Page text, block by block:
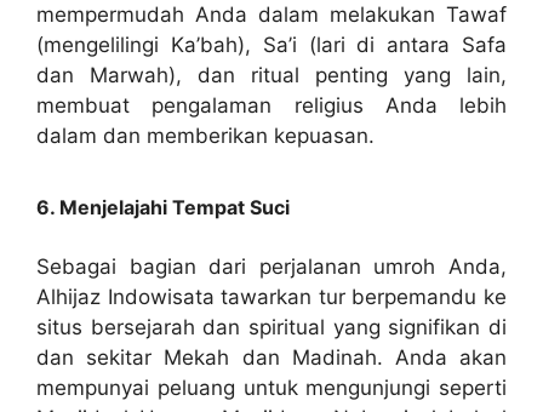
mempermudah Anda dalam melakukan Tawaf
(mengelilingi Ka’bah), Sa’i (lari di antara Safa
dan Marwah), dan ritual penting yang lain,
membuat pengalaman religius Anda lebih
dalam dan memberikan kepuasan.
6. Menjelajahi Tempat Suci
Sebagai bagian dari perjalanan umroh Anda,
Alhijaz Indowisata tawarkan tur berpemandu ke
situs bersejarah dan spiritual yang signifikan di
dan sekitar Mekah dan Madinah. Anda akan
mempunyai peluang untuk mengunjungi seperti